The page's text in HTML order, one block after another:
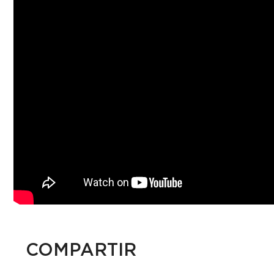
COMPARTIR